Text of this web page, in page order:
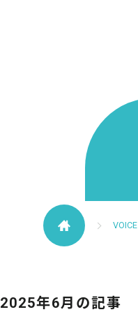
VOICE
2025年6月の記事